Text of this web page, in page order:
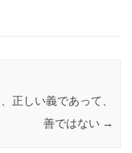
正しい義であって、
善ではない →